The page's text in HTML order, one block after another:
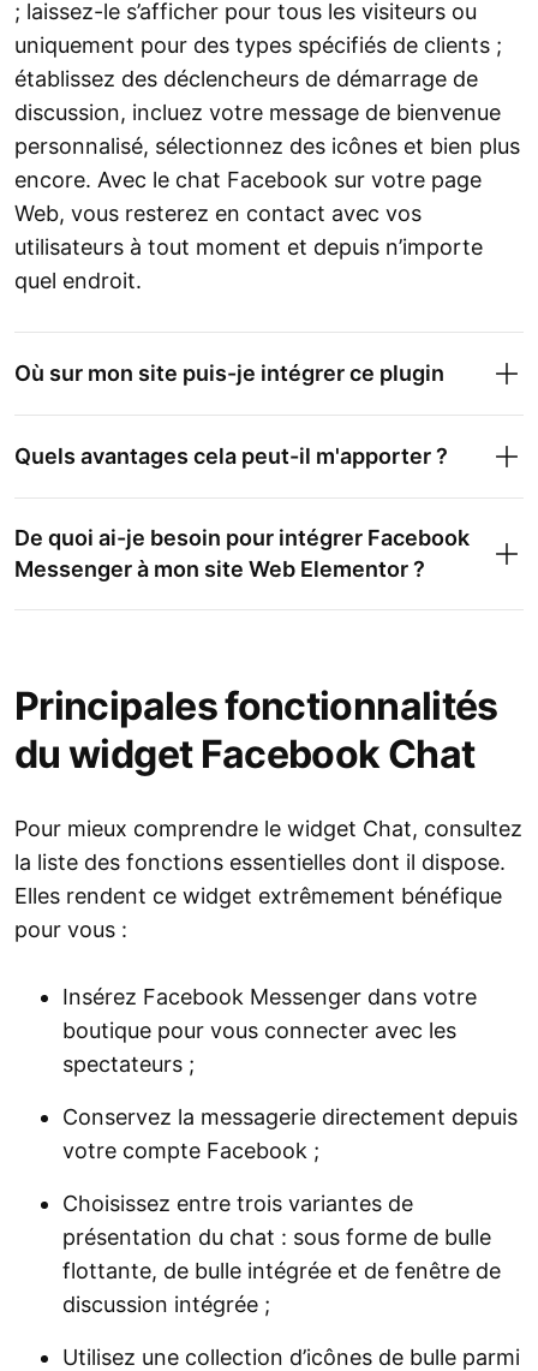
; laissez-le s’afficher pour tous les visiteurs ou
uniquement pour des types spécifiés de clients ;
établissez des déclencheurs de démarrage de
discussion, incluez votre message de bienvenue
personnalisé, sélectionnez des icônes et bien plus
encore. Avec le chat Facebook sur votre page
Web, vous resterez en contact avec vos
utilisateurs à tout moment et depuis n’importe
quel endroit.
Où sur mon site puis-je intégrer ce plugin
Quels avantages cela peut-il m'apporter ?
De quoi ai-je besoin pour intégrer Facebook
Messenger à mon site Web Elementor ?
Principales fonctionnalités
du widget Facebook Chat
Pour mieux comprendre le widget Chat, consultez
la liste des fonctions essentielles dont il dispose.
Elles rendent ce widget extrêmement bénéfique
pour vous :
Insérez Facebook Messenger dans votre
boutique pour vous connecter avec les
spectateurs ;
Conservez la messagerie directement depuis
votre compte Facebook ;
Choisissez entre trois variantes de
présentation du chat : sous forme de bulle
flottante, de bulle intégrée et de fenêtre de
discussion intégrée ;
Utilisez une collection d’icônes de bulle parmi